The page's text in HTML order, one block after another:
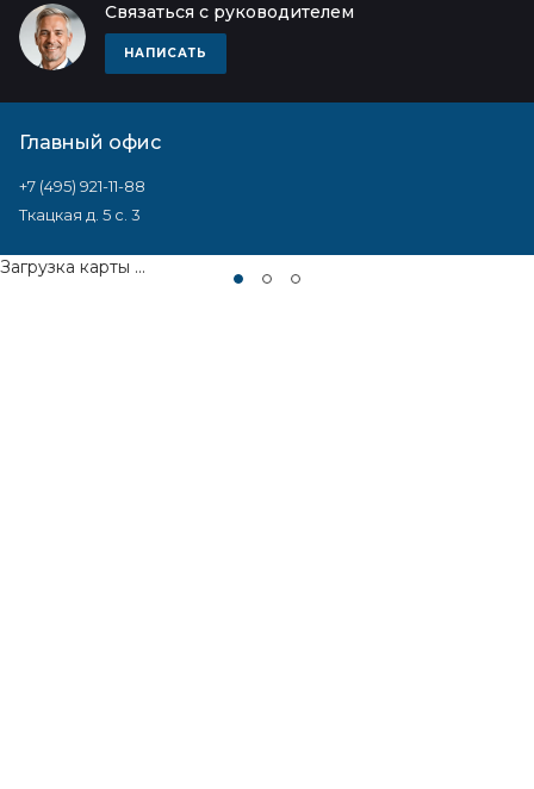
Связаться с руководителем
НАПИСАТЬ
Главный офис
+7 (495) 921-11-88
Ткацкая д. 5 с. 3
Загрузка карты ...